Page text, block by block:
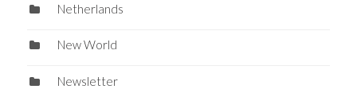
Netherlands
New World
Newsletter